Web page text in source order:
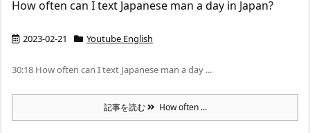
How often can I text Japanese man a day in Japan?
2023-02-21 Youtube English
30:18 How often can I text Japanese man a day ...
記事を読む How often ...